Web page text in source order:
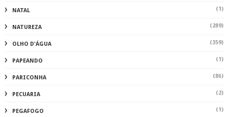
NATAL (1)
NATUREZA (289)
OLHO D'ÁGUA (359)
PAPEANDO (1)
PARICONHA (86)
PECUARIA (2)
PEGAFOGO (1)